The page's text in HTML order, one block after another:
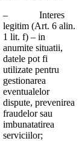
– Interes
legitim (Art. 6 alin.
1 lit. f) – in
anumite situatii,
datele pot fi
utilizate pentru
gestionarea
eventualelor
dispute, prevenirea
fraudelor sau
imbunatatirea
serviciilor;